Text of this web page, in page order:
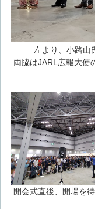
左より、小路山
両脇はJARL広報大使
開会式直後、開場を